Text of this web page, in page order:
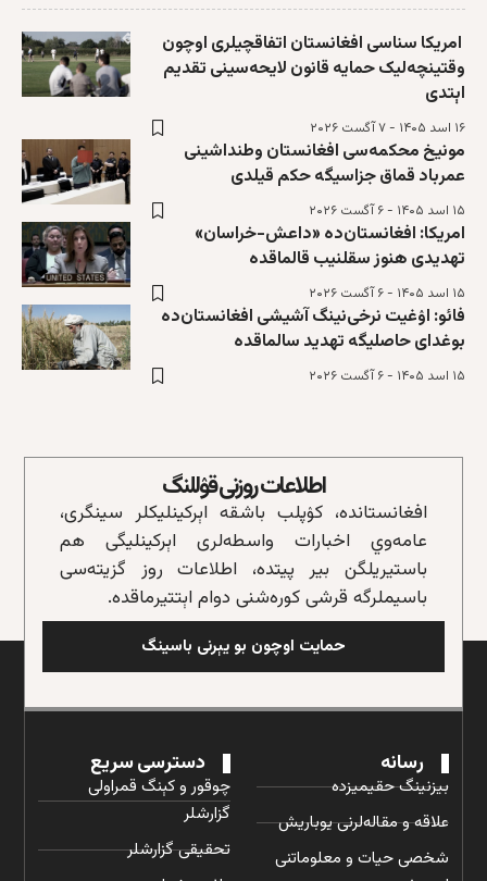
امریکا سناسی افغانستان اتفاقچیلری اوچون
وقتینچه‌لیک حمایه‌ قانون لایحه‌سینی تقدیم
اېتدی
۱۶ اسد ۱۴۰۵ - ۷ آگست ۲۰۲۶
مونیخ محکمه‌سی افغانستان وطنداشینی
عمرباد قماق جزاسیگه حکم قیلدی
۱۵ اسد ۱۴۰۵ - ۶ آگست ۲۰۲۶
امریکا: افغانستان‌ده «داعش-خراسان»
تهدیدی هنوز سقلنیب قالماقده
۱۵ اسد ۱۴۰۵ - ۶ آگست ۲۰۲۶
فائو: اۉغیت نرخی‌نینگ آشیشی افغانستان‌ده
بوغدای حاصلیگه تهدید سالماقده
۱۵ اسد ۱۴۰۵ - ۶ آگست ۲۰۲۶
اطلاعات روزنی قۉللنگ
افغانستانده، کۉپلب باشقه‌ اېرکینلیکلر سینگری،
عامه‌وي اخبارات واسطه‌لری اېرکینلیگی هم
باستیریلگن بیر پیتده، اطلاعات روز گزیته‌سی
باسیملرگه قرشی کوره‌شنی دوام اېتتیرماقده.
حمایت اوچون بو یېرنی باسینگ
رسانه
بیزنینگ حقیمیزده
علاقه و مقاله‌لرنی یوباریش
شخصی حیات و معلوماتنی
دسترسی سریع
چوقور و کېنگ قمراولی
گزارشلر
تحقیقی گزارشلر